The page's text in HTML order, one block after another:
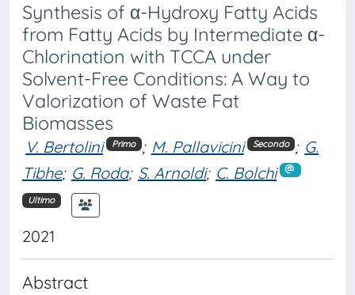
Synthesis of α-Hydroxy Fatty Acids
from Fatty Acids by Intermediate α-
Chlorination with TCCA under
Solvent-Free Conditions: A Way to
Valorization of Waste Fat
Biomasses
V. Bertolini Primo ; M. Pallavicini Secondo ; G.
Tibhe; G. Roda; S. Arnoldi; C. Bolchi
Ultimo
2021
Abstract